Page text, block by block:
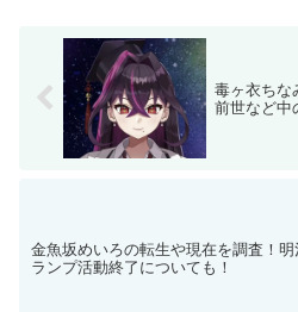
毒ヶ衣ちな
前世など中
金魚坂めいろの転生や現在を調査！明
ランプ活動終了についても！